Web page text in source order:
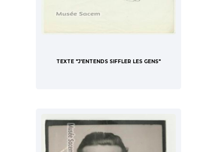
TEXTE "J'ENTENDS SIFFLER LES GENS"